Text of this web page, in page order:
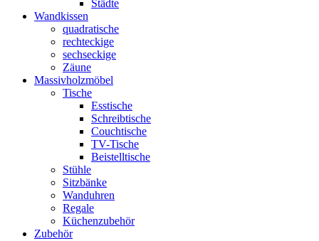
Städte
Wandkissen
quadratische
rechteckige
sechseckige
Zäune
Massivholzmöbel
Tische
Esstische
Schreibtische
Couchtische
TV-Tische
Beistelltische
Stühle
Sitzbänke
Wanduhren
Regale
Küchenzubehör
Zubehör